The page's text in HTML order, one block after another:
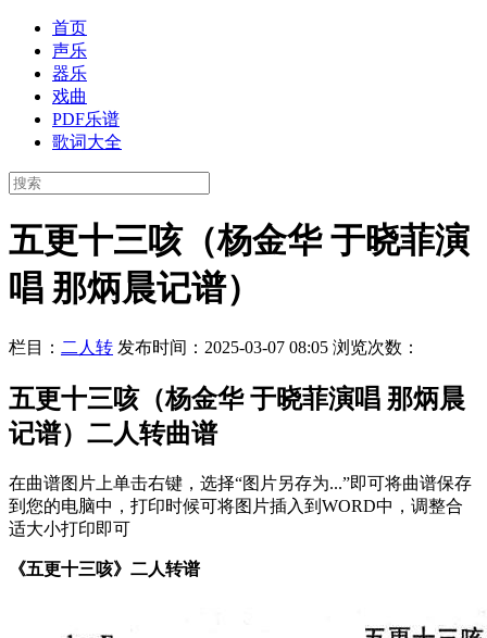
首页
声乐
器乐
戏曲
PDF乐谱
歌词大全
五更十三咳（杨金华 于晓菲演
唱 那炳晨记谱）
栏目： 二人转 发布时间：2025-03-07 08:05 浏览次数：
五更十三咳（杨金华 于晓菲演唱 那炳晨
记谱）二人转曲谱
在曲谱图片上单击右键，选择“图片另存为...”即可将曲谱保存
到您的电脑中，打印时候可将图片插入到WORD中，调整合
适大小打印即可
《五更十三咳》二人转谱